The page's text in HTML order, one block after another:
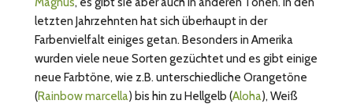
letzten Jahrzehnten hat sich überhaupt in der
Farbenvielfalt einiges getan. Besonders in Amerika
wurden viele neue Sorten gezüchtet und es gibt einige
neue Farbtöne, wie z.B. unterschiedliche Orangetöne
(Rainbow marcella) bis hin zu Hellgelb (Aloha), Weiß